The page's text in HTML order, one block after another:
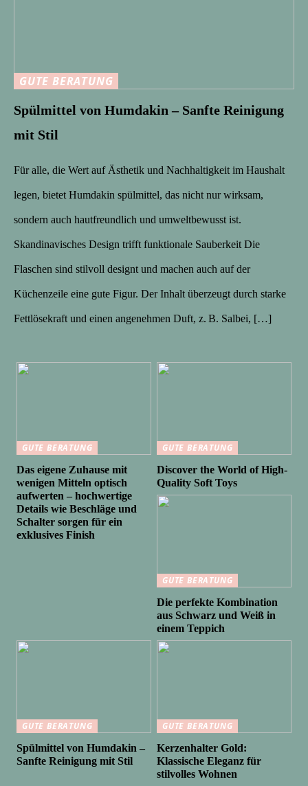
GUTE BERATUNG
Spülmittel von Humdakin – Sanfte Reinigung
mit Stil
Für alle, die Wert auf Ästhetik und Nachhaltigkeit im Haushalt
legen, bietet Humdakin spülmittel, das nicht nur wirksam,
sondern auch hautfreundlich und umweltbewusst ist.
Skandinavisches Design trifft funktionale Sauberkeit Die
Flaschen sind stilvoll designt und machen auch auf der
Küchenzeile eine gute Figur. Der Inhalt überzeugt durch starke
Fettlösekraft und einen angenehmen Duft, z. B. Salbei, […]
GUTE BERATUNG
Das eigene Zuhause mit
wenigen Mitteln optisch
aufwerten – hochwertige
Details wie Beschläge und
Schalter sorgen für ein
exklusives Finish
GUTE BERATUNG
Discover the World of High-
Quality Soft Toys
GUTE BERATUNG
Die perfekte Kombination
aus Schwarz und Weiß in
einem Teppich
GUTE BERATUNG
Spülmittel von Humdakin –
Sanfte Reinigung mit Stil
GUTE BERATUNG
Kerzenhalter Gold:
Klassische Eleganz für
stilvolles Wohnen